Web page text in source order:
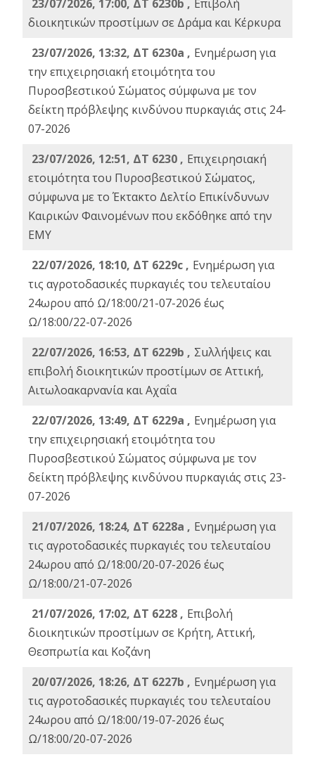
23/07/2026, 17:00, ΔΤ 6230b , Επιβολή
διοικητικών προστίμων σε Δράμα και Κέρκυρα
23/07/2026, 13:32, ΔΤ 6230a , Ενημέρωση για
την επιχειρησιακή ετοιμότητα του
Πυροσβεστικού Σώματος σύμφωνα με τον
δείκτη πρόβλεψης κινδύνου πυρκαγιάς στις 24-
07-2026
23/07/2026, 12:51, ΔΤ 6230 , Επιχειρησιακή
ετοιμότητα του Πυροσβεστικού Σώματος,
σύμφωνα με το Έκτακτο Δελτίο Επικίνδυνων
Καιρικών Φαινομένων που εκδόθηκε από την
ΕΜΥ
22/07/2026, 18:10, ΔΤ 6229c , Ενημέρωση για
τις αγροτοδασικές πυρκαγιές του τελευταίου
24ωρου από Ω/18:00/21-07-2026 έως
Ω/18:00/22-07-2026
22/07/2026, 16:53, ΔΤ 6229b , Σuλλήψεις και
επιβολή διοικητικών προστίμων σε Αττική,
Αιτωλοακαρνανία και Αχαΐα
22/07/2026, 13:49, ΔΤ 6229a , Ενημέρωση για
την επιχειρησιακή ετοιμότητα του
Πυροσβεστικού Σώματος σύμφωνα με τον
δείκτη πρόβλεψης κινδύνου πυρκαγιάς στις 23-
07-2026
21/07/2026, 18:24, ΔΤ 6228a , Ενημέρωση για
τις αγροτοδασικές πυρκαγιές του τελευταίου
24ωρου από Ω/18:00/20-07-2026 έως
Ω/18:00/21-07-2026
21/07/2026, 17:02, ΔΤ 6228 , Επιβολή
διοικητικών προστίμων σε Κρήτη, Αττική,
Θεσπρωτία και Κοζάνη
20/07/2026, 18:26, ΔΤ 6227b , Ενημέρωση για
τις αγροτοδασικές πυρκαγιές του τελευταίου
24ωρου από Ω/18:00/19-07-2026 έως
Ω/18:00/20-07-2026